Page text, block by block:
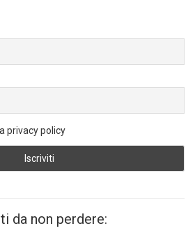
privacy policy
da non perdere: